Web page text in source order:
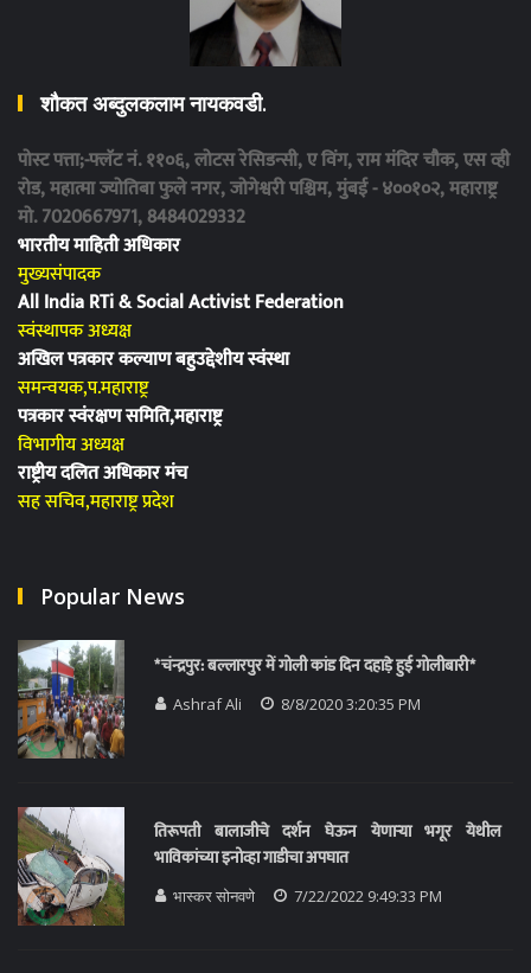
शौकत अब्दुलकलाम नायकवडी.
पोस्ट पत्ता;-फ्लॅट नं. ११०६, लोटस रेसिडन्सी, ए विंग, राम मंदिर चौक, एस व्ही
रोड, महात्मा ज्योतिबा फुले नगर, जोगेश्वरी पश्चिम, मुंबई - ४००१०२, महाराष्ट्र
मो. 7020667971, 8484029332
भारतीय माहिती अधिकार
मुख्यसंपादक
All India RTi & Social Activist Federation
स्वंस्थापक अध्यक्ष
अखिल पत्रकार कल्याण बहुउद्देशीय स्वंस्था
समन्वयक,प.महाराष्ट्र
पत्रकार स्वंरक्षण समिति,महाराष्ट्र
विभागीय अध्यक्ष
राष्ट्रीय दलित अधिकार मंच
सह सचिव,महाराष्ट्र प्रदेश
Popular News
*चंन्द्रपुर: बल्लारपुर में गोली कांड दिन दहाड़े हुई गोलीबारी*
Ashraf Ali 8/8/2020 3:20:35 PM
तिरूपती बालाजीचे दर्शन घेऊन येणाऱ्या भगूर येथील
भाविकांच्या इनोव्हा गाडीचा अपघात
भास्कर सोनवणे 7/22/2022 9:49:33 PM